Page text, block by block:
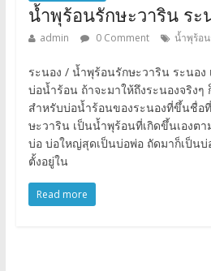
น้ำพุร้อนรักษะวาริน ระ
admin 0 Comment น้ำพุร้อ
ระนอง / น้ำพุร้อนรักษะวาริน ระนอง
บ่อน้ำร้อน ถ้าจะมาให้ถึงระนองจริง
สำหรับบ่อน้ำร้อนของระนองที่ขึ้นชื่อ
ษะวาริน เป็นน้ำพุร้อนที่เกิดขึ้นเองต
บ่อ บ่อใหญ่สุดเป็นบ่อพ่อ ถัดมาก็เป็น
ตั้งอยู่ใน
Read more